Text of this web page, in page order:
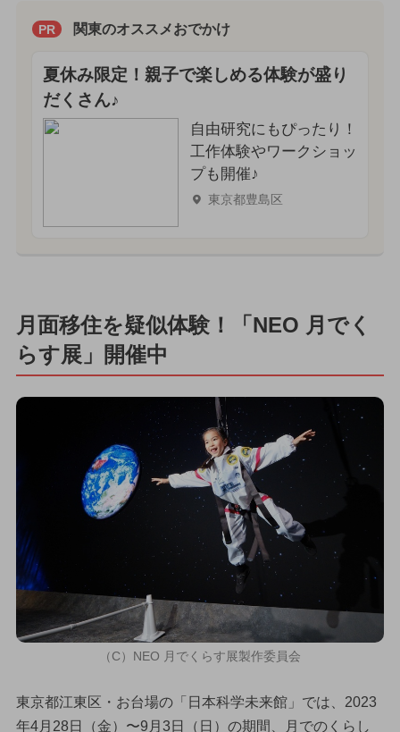
PR 関東のオススメおでかけ
夏休み限定！親子で楽しめる体験が盛り
だくさん♪
自由研究にもぴったり！
工作体験やワークショッ
プも開催♪
東京都豊島区
月面移住を疑似体験！「NEO 月でく
らす展」開催中
（C）NEO 月でくらす展製作委員会
東京都江東区・お台場の「日本科学未来館」では、2023
年4月28日（金）〜9月3日（日）の期間、月でのくらし